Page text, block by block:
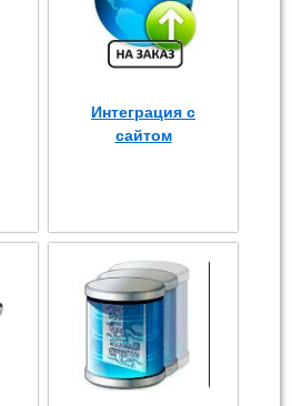
Интеграция с
сайтом